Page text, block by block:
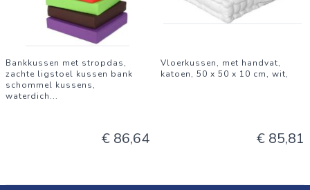
Bankkussen met stropdas,
zachte ligstoel kussen bank
schommel kussens,
waterdich...
€ 86,64
Vloerkussen, met handvat,
katoen, 50 x 50 x 10 cm, wit,
€ 85,81